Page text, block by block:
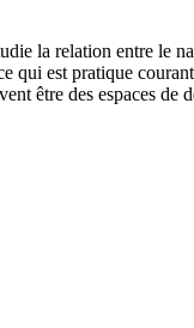
la relation entre le
qui est pratique
être des espaces de